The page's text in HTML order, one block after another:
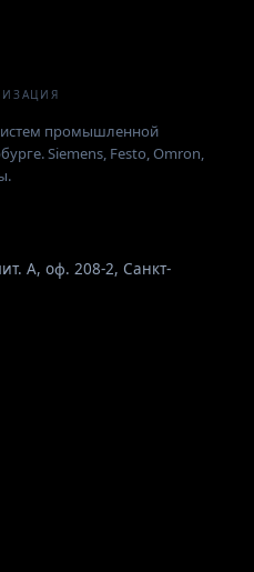
промышленной
Siemens, Festo, Omron,
А, оф. 208-2, Санкт-